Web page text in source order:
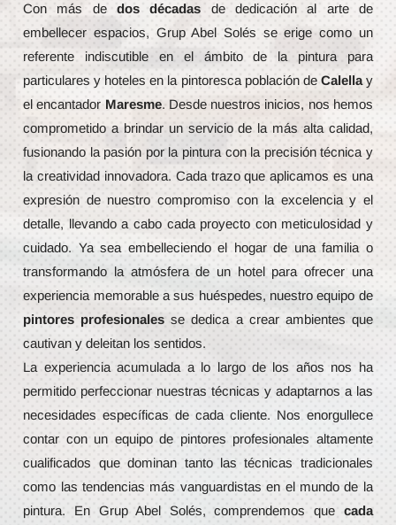
Con más dedos décadas de dedicación al arte de
embellecer espacios, Grup Abel Solés se erige como un
referente indiscutible en el ámbito de la pintura para
particulares y hoteles en la pintoresca población de Calellay
el encantador Maresme. Desde nuestros inicios, nos hemos
comprometido a brindar un servicio de la más alta calidad,
fusionando la pasión por la pintura con la precisión técnica y
la creatividad innovadora. Cada trazo que aplicamos es una
expresión de nuestro compromiso con la excelencia y el
detalle, llevando a cabo cada proyecto con meticulosidad y
cuidado. Ya sea embelleciendo el hogar de una familia o
transformando la atmósfera de un hotel para ofrecer una
experiencia memorable a sus huéspedes, nuestro equipo de
pintores profesionales se dedica a crear ambientes que
cautivan y deleitan los sentidos.
La experiencia acumulada a lo largo de los años nos ha
permitido perfeccionar nuestras técnicas y adaptarnos a las
necesidades específicas de cada cliente. Nos enorgullece
contar con un equipo de pintores profesionales altamente
cualificados que dominan tanto las técnicas tradicionales
como las tendencias más vanguardistas en el mundo de la
pintura. En Grup Abel Solés, comprendemos que cada